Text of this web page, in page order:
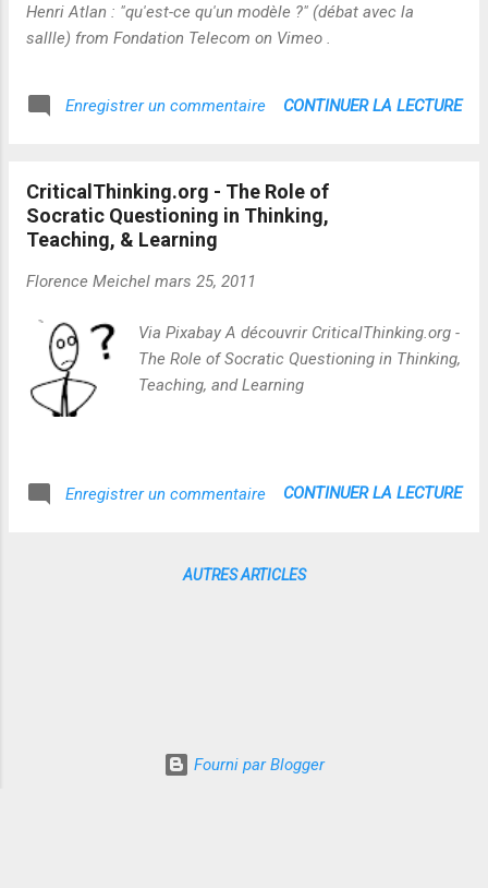
Henri Atlan : "qu'est-ce qu'un modèle ?" (débat avec la
sallle) from Fondation Telecom on Vimeo .
Enregistrer un commentaire CONTINUER LA LECTURE
CriticalThinking.org - The Role of
Socratic Questioning in Thinking,
Teaching, & Learning
Florence Meichel mars 25, 2011
Via Pixabay A découvrir CriticalThinking.org -
The Role of Socratic Questioning in Thinking,
Teaching, and Learning
Enregistrer un commentaire CONTINUER LA LECTURE
AUTRES ARTICLES
Fourni par Blogger